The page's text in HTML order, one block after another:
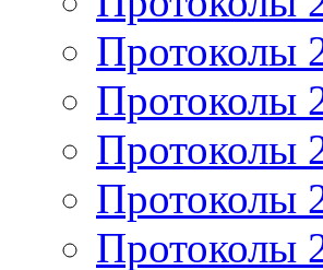
Протоколы
Протоколы
Протоколы
Протоколы
Протоколы